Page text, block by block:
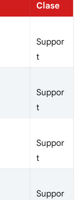
Clase
Suppor
t
Suppor
t
Suppor
t
Suppor